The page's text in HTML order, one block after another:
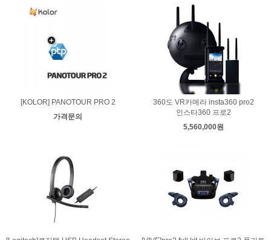
[KOLOR] PANOTOUR PRO 2
가격문의
360도 VR카메라 insta360 pro2
인스타360 프로2
5,560,000원